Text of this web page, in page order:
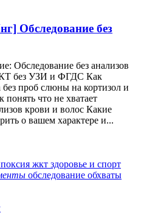
Обследование без
Обследование без анализов
без УЗИ и ФГДС Как
без проб слюны на кортизол и
что не хватает
крови и волос Какие
о вашем характере и...
жкт здоровье и спорт
обследование обхваты